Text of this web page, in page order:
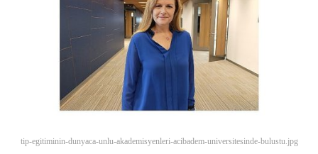
tip-egitiminin-dunyaca-unlu-akademisyenleri-acibadem-universitesinde-bulustu.jpg